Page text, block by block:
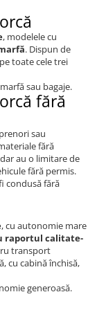
, modelele cu
. Dispun de
toate cele trei
sau bagaje.
fără
sau
fără
au o limitare de
fără permis.
condusă fără
, cu autonomie mare
raportul calitate-
transport
cu cabină închisă,
generoasă.